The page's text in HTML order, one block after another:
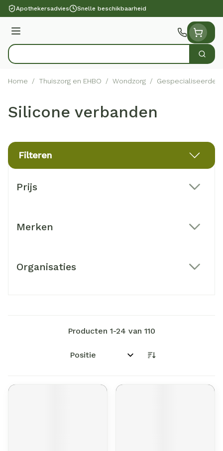
Ga naar de inhoud
Apothekersadvies Snelle beschikbaarheid
Menu
Product, merk, categorie... Zoek
Home / Thuiszorg en EHBO / Wondzorg / Gespecialiseerde
Silicone verbanden
Filteren
Prijs
Merken
Organisaties
Producten 1-24 van 110
Sorteer op: